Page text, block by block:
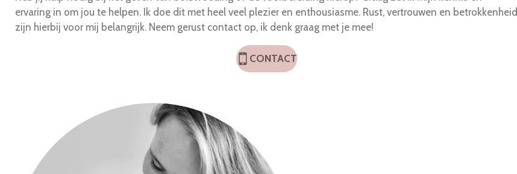
ervaring in om jou te helpen. Ik doe dit met heel veel plezier en enthousiasme. Rust, vertrouwen en betrokkenheid
zijn hierbij voor mij belangrijk. Neem gerust contact op, ik denk graag met je mee!
CONTACT